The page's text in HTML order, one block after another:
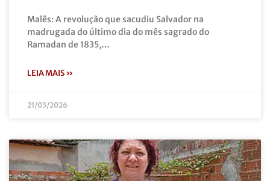
Malês: A revolução que sacudiu Salvador na
madrugada do último dia do mês sagrado do
Ramadan de 1835,…
LEIA MAIS »
21/03/2026